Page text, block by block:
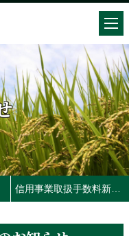
信用事業取扱手数料新設のお知らせ